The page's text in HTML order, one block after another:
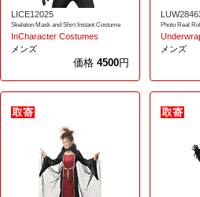
LICE12025
Skeleton Mask and Shirt Instant Costume
InCharacter Costumes
メンズ
価格 4500円
Photo Real
メンズ